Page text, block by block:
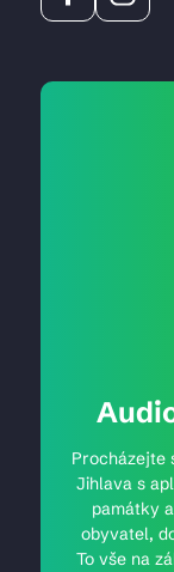
Procházejte
Jihlava s
památky
obyvatel,
To vše na